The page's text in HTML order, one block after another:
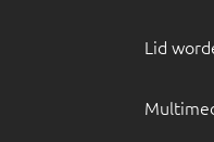
Lid